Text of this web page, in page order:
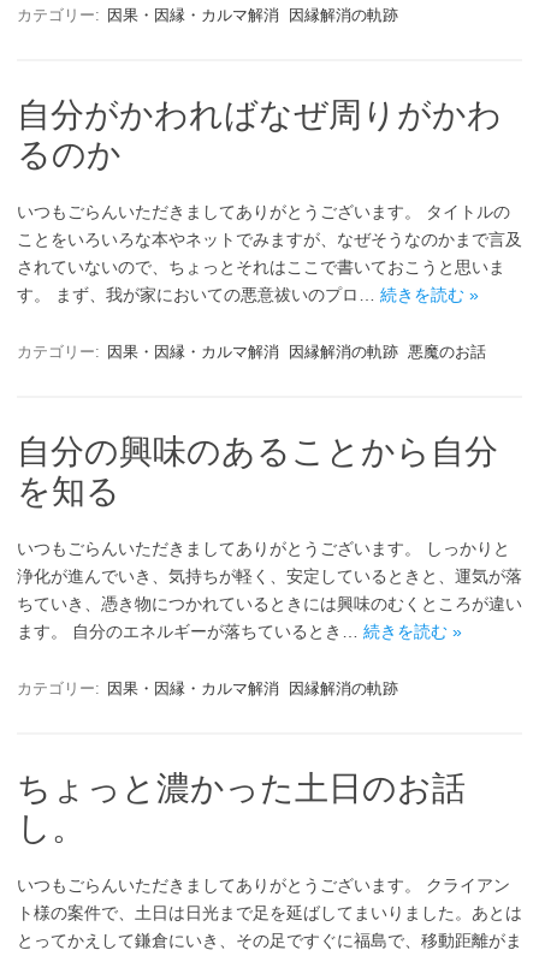
カテゴリー: 因果・因縁・カルマ解消 因縁解消の軌跡
自分がかわればなぜ周りがかわ
るのか
いつもごらんいただきましてありがとうございます。 タイトルの
ことをいろいろな本やネットでみますが、なぜそうなのかまで言及
されていないので、ちょっとそれはここで書いておこうと思いま
す。 まず、我が家においての悪意祓いのプロ… 続きを読む »
カテゴリー: 因果・因縁・カルマ解消 因縁解消の軌跡 悪魔のお話
自分の興味のあることから自分
を知る
いつもごらんいただきましてありがとうございます。 しっかりと
浄化が進んでいき、気持ちが軽く、安定しているときと、運気が落
ちていき、憑き物につかれているときには興味のむくところが違い
ます。 自分のエネルギーが落ちているとき… 続きを読む »
カテゴリー: 因果・因縁・カルマ解消 因縁解消の軌跡
ちょっと濃かった土日のお話
し。
いつもごらんいただきましてありがとうございます。 クライアン
ト様の案件で、土日は日光まで足を延ばしてまいりました。あとは
とってかえして鎌倉にいき、その足ですぐに福島で、移動距離がま